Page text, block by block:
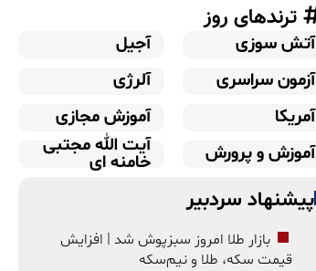
ترندهای روز
آتش سوزی
آجیل
آزمون سراسری
آلرژی
آمریکا
آموزش مجازی
آموزش و پرورش
آیت الله مجتبی
خامنه ای
پیشنهاد سردبیر
بازار طلا امروز سبزپوش شد | افزایش
قیمت سکه، طلا و نیم‌سکه